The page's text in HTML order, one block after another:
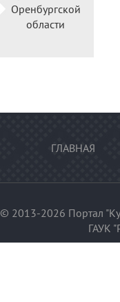
Оренбургской
области
ГЛАВНАЯ
© 2013-2026 Портал
ГАУК